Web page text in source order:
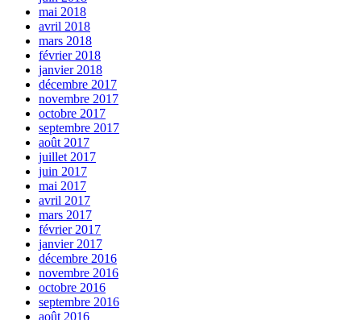
mai 2018
avril 2018
mars 2018
février 2018
janvier 2018
décembre 2017
novembre 2017
octobre 2017
septembre 2017
août 2017
juillet 2017
juin 2017
mai 2017
avril 2017
mars 2017
février 2017
janvier 2017
décembre 2016
novembre 2016
octobre 2016
septembre 2016
août 2016